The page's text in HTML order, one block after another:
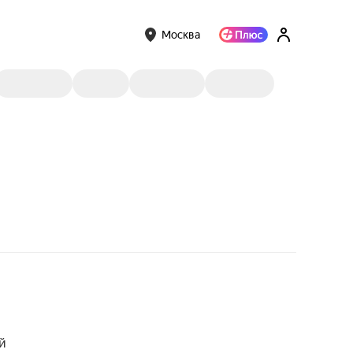
Москва